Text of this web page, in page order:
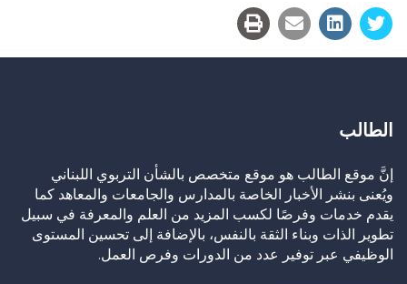
الطالب
إنَّ موقع الطالب هو موقع متخصص بالشأن التربوي اللبناني
ويُعنى بنشر الأخبار الخاصة بالمدارس والجامعات والمعاهد كما
يقدم خدمات وفرصًا لكسب المزيد من العلم والمعرفة في سبيل
تطوير الذات وبناء الثقة بالنفس، بالإضافة إلى تحسين المستوى
الوظيفي عبر توفير عدد من الدورات وفرص العمل.